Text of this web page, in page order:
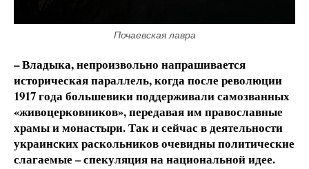
Почаевская лавра
– Владыка, непроизвольно напрашивается
историческая параллель, когда после революции
1917 года большевики поддерживали самозванных
«живоцерковников», передавая им православные
храмы и монастыри. Так и сейчас в деятельности
украинских раскольников очевидны политические
слагаемые – спекуляция на национальной идее.